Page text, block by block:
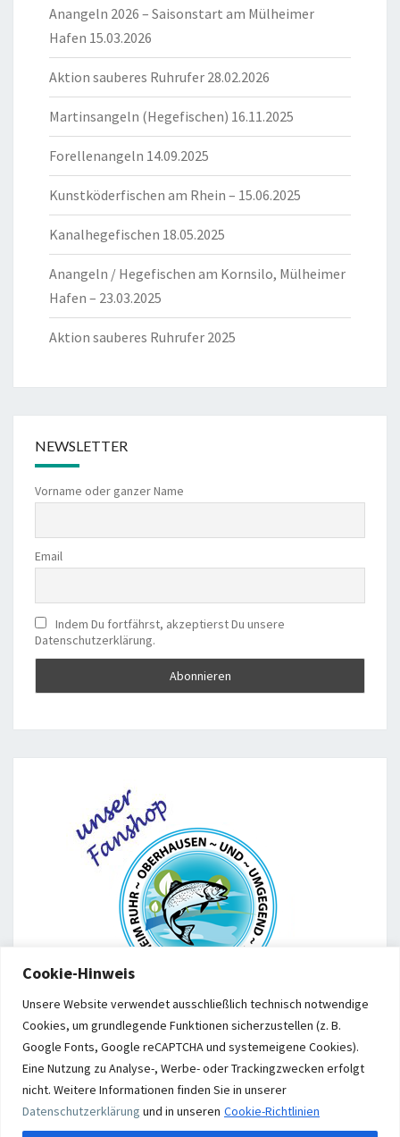
Cookie-Hinweis
Unsere Website verwendet ausschließlich technisch notwendige
Cookies, um grundlegende Funktionen sicherzustellen (z. B.
Google Fonts, Google reCAPTCHA und systemeigene Cookies).
Eine Nutzung zu Analyse-, Werbe- oder Trackingzwecken erfolgt
nicht. Weitere Informationen finden Sie in unserer
Datenschutzerklärung und in unseren Cookie-Richtlinien
Anangeln 2026 – Saisonstart am Mülheimer
Hafen 15.03.2026
Aktion sauberes Ruhrufer 28.02.2026
Martinsangeln (Hegefischen) 16.11.2025
Forellenangeln 14.09.2025
Kunstköderfischen am Rhein – 15.06.2025
Kanalhegefischen 18.05.2025
Anangeln / Hegefischen am Kornsilo, Mülheimer
Hafen – 23.03.2025
Aktion sauberes Ruhrufer 2025
NEWSLETTER
Vorname oder ganzer Name
Email
Indem Du fortfährst, akzeptierst Du unsere
Datenschutzerklärung.